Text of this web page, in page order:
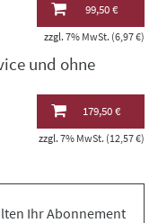
99,50 €
zzgl. 7% MwSt. (6,97 €)
und ohne
179,50 €
zzgl. 7% MwSt. (12,57 €)
Ihr Abonnement